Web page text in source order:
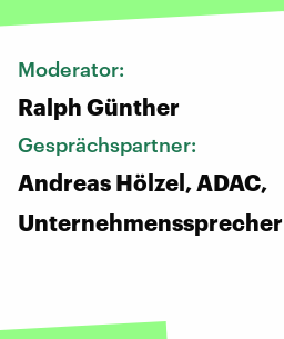
Moderator:
Ralph Günther
Gesprächspartner:
Andreas Hölzel, ADAC,
Unternehmenssprecher